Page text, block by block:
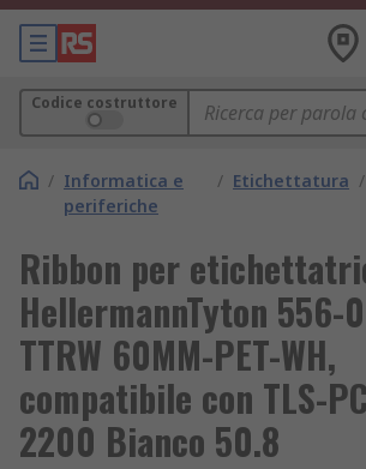
Codice costruttore
/ Informatica e
periferiche
/ Etichettatura /
Ribbon per
HellermannTyton 556-
TTRW 60MM-PET-WH,
compatibile con TLS-
2200 Bianco 50.8